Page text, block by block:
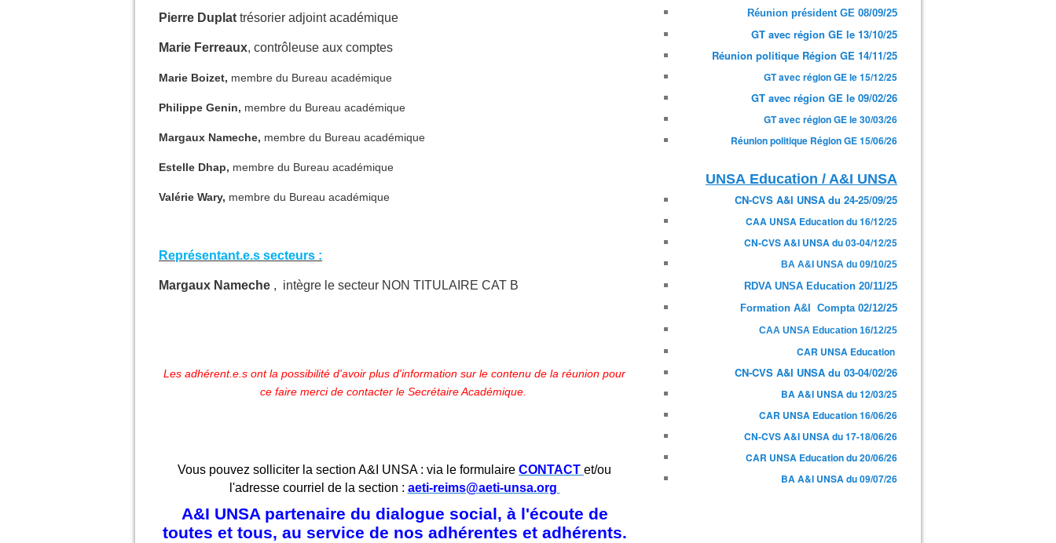
Pierre Duplat trésorier adjoint académique
Marie Ferreaux, contrôleuse aux comptes
Marie Boizet, membre du Bureau académique
Philippe Genin, membre du Bureau académique
Margaux Nameche, membre du Bureau académique
Estelle Dhap, membre du Bureau académique
Valérie Wary, membre du Bureau académique
Représentant.e.s secteurs :
Margaux Nameche , intègre le secteur NON TITULAIRE CAT B
Les adhérent.e.s ont la possibilité d'avoir plus d'information sur le contenu de la réunion pour
ce faire merci de contacter le Secrétaire Académique.
Vous pouvez solliciter la section A&I UNSA : via le formulaire CONTACT et/ou
l'adresse courriel de la section : aeti-reims@aeti-unsa.org
A&I UNSA partenaire du dialogue social, à l'écoute de
toutes et tous, au service de nos adhérentes et adhérents.
Réunion président GE 08/09/25
GT avec région GE le 13/10/25
Réunion politique Région GE 14/11/25
GT avec région GE le 15/12/25
GT avec région GE le 09/02/26
GT avec région GE le 30/03/26
Réunion politique Région GE 15/06/26
UNSA Education / A&I UNSA
CN-CVS A&I UNSA du 24-25/09/25
CAA UNSA Education du 16/12/25
CN-CVS A&I UNSA du 03-04/12/25
BA A&I UNSA du 09/10/25
RDVA UNSA Education 20/11/25
Formation A&I Compta 02/12/25
CAA UNSA Education 16/12/25
CAR UNSA Education
CN-CVS A&I UNSA du 03-04/02/26
BA A&I UNSA du 12/03/25
CAR UNSA Education 16/06/26
CN-CVS A&I UNSA du 17-18/06/26
CAR UNSA Education du 20/06/26
BA A&I UNSA du 09/07/26